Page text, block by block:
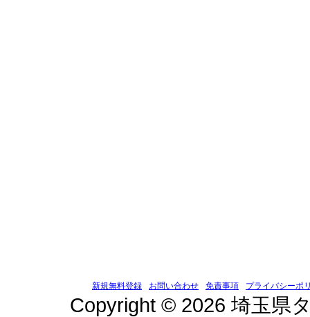
新規無料登録 お問い合わせ 免責事項 プライバシーポ
Copyright © 2026 埼玉県